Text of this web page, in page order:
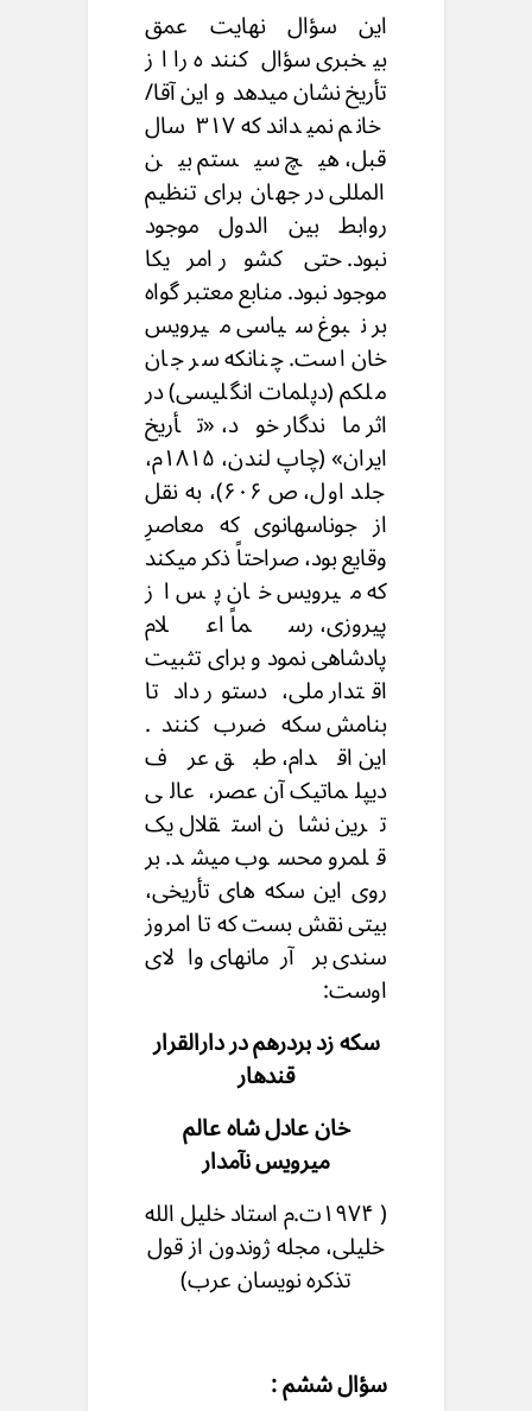
این سؤال نهایت عمق
بیخبری سؤال کننده را از
تأریخ نشان میدهد و این آقا/
خانم نمیداند که ۳۱۷ سال
قبل، هیچ سیستم بین
المللی در جهان برای تنظیم
روابط بین الدول موجود
نبود. حتی کشور امریکا
موجود نبود. منابع معتبر گواه
بر نبوغ سیاسی میرویس
خان است. چنانکه سر جان
ملکم (دپلمات انگلیسی) در
اثر ماندگار خود، «تأریخ
ایران» (چاپ لندن، ۱۸۱۵م،
جلد اول، ص ۶۰۶)، به نقل
از جوناسهانوی که معاصرِ
وقایع بود، صراحتاً ذکر میکند
که میرویس خان پس از
پیروزی، رسماً اعلام
پادشاهی نمود و برای تثبیت
اقتدار ملی، دستور داد تا
بنامش سکه ضرب کنند.
این اقدام، طبق عرف
دیپلماتیک آن عصر، عالی
ترین نشان استقلال یک
قلمرو محسوب میشد. بر
روی این سکه های تأریخی،
بیتی نقش بست که تا امروز
سندی بر آرمانهای والای
اوست:
سکه زد بردرهم در دارالقرار
قندهار
خان عادل شاه عالم
میرویس نآمدار
( ۱۹۷۴ت.م استاد خلیل الله
خلیلی، مجله ژوندون از قول
تذکره نویسان عرب)
سؤال ششم :